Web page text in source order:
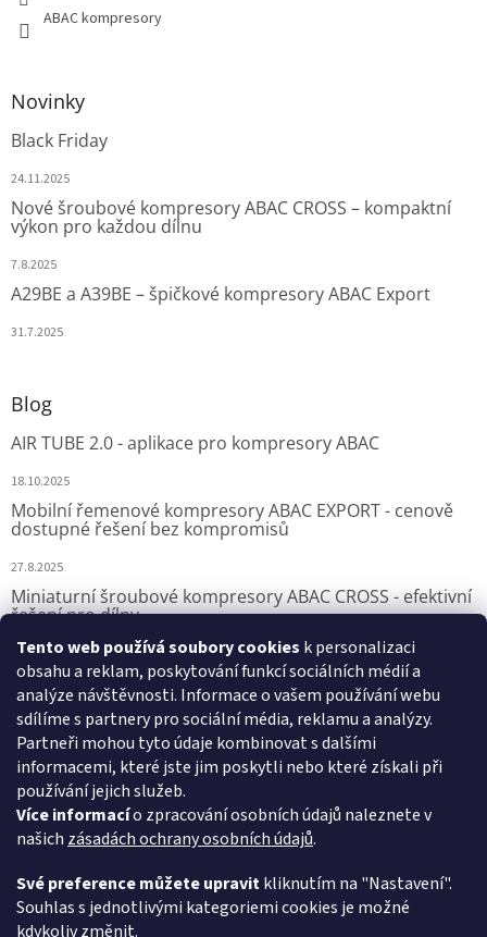
Tento web používá soubory cookies k personalizaci
obsahu a reklam, poskytování funkcí sociálních médií a
analýze návštěvnosti. Informace o vašem používání webu
sdílíme s partnery pro sociální média, reklamu a analýzy.
Partneři mohou tyto údaje kombinovat s dalšími
informacemi, které jste jim poskytli nebo které získali při
používání jejich služeb.
Více informacío zpracování osobních údajů naleznete v
našich zásadách ochrany osobních údajů.
Své preference můžete upravitkliknutím na "Nastavení".
Souhlas s jednotlivými kategoriemi cookies je možné
kdykoliv změnit.
ABAC kompresory
Novinky
Black Friday
24.11.2025
Nové šroubové kompresory ABAC CROSS – kompaktní
výkon pro každou dílnu
7.8.2025
A29BE a A39BE – špičkové kompresory ABAC Export
31.7.2025
Blog
AIR TUBE 2.0 - aplikace pro kompresory ABAC
18.10.2025
Mobilní řemenové kompresory ABAC EXPORT - cenově
dostupné řešení bez kompromisů
27.8.2025
Miniaturní šroubové kompresory ABAC CROSS - efektivní
řešení pro dílny
7.8.2025
Přijímáme online platby